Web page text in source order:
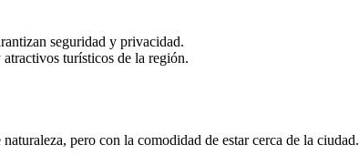
seguridad y privacidad.
turísticos de la región.
pero con la comodidad de estar cerca de la ciudad.